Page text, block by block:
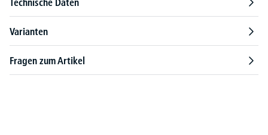
Varianten
Fragen zum Artikel